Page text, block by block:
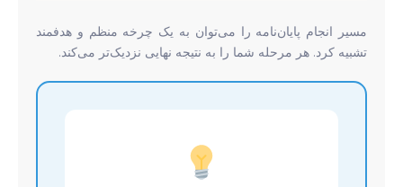
مسیر انجام پایان‌نامه را می‌توان به یک چرخه منظم و هدفمند
تشبیه کرد. هر مرحله شما را به نتیجه نهایی نزدیک‌تر می‌کند.